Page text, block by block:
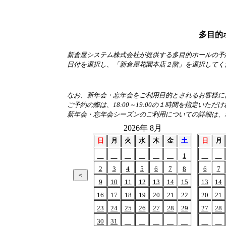
多目的
新倉屋システム株式会社が提供する多目的ホールの
日付を選択し、「新倉屋花園本店２階」を選択して
なお、新年会・忘年会をご利用目的とされるお客様
ご予約の際は、18:00～19:00の１時間を指定いただ
新年会・忘年会シーズンのご利用についての詳細は
2026年 8月
日 月 火 水 木 金
土
1
2
3 4 5 6 7
8
9
10 11 12 13 14
15
16
17 18 19 20 21
22
23
24 25 26 27 28
29
30
31
日 月
6
7
13
14
20
21
27
28